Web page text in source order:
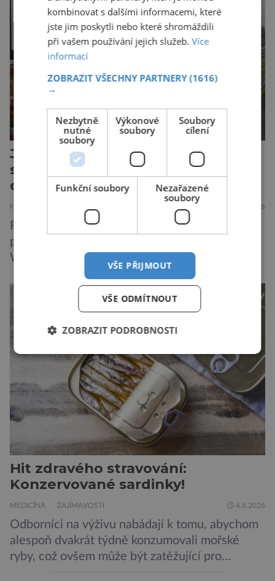
Nechte tedy mudlovské starosti přede dveřmi.
Neplecha byla zahájena. Dopis z Bradavic
možná stále nepřišel, ale […]
Jak Pepsi málem vyhrála
studenou válku. Za limonádu
dostala ponorky i křižník
HISTORIE 6.8.2026
Představte si geopolitickou mapu světa v
pozdních osmdesátých letech. Na jedné straně
Washington, na druhé Moskva. Mezi nimi
jaderný arzenál schopný zničit planetu
padesátkrát dokola, železná opona a miliony
vojáků v permanentní pohotovosti. A pak je tu
PepsiCo, který se v květnu roku 1989 stává
admirálem flotily, jež čítá sedmnáct […]
Hit zdravého stravování:
Konzervované sardinky!
MEDICÍNA ZAJÍMAVOSTI 4.8.2026
Odborníci na výživu nabádají k tomu, abychom
alespoň dvakrát týdně konzumovali mořské
ryby, což ovšem může být zatěžující pro
kombinovat s dalšími informacemi, které
jste jim poskytli nebo které shromáždili
při vašem používání jejich služeb.Více
informací
ZOBRAZIT VŠECHNY PARTNERY(1616)
→
Nezbytně
nutné
soubory
Výkonové
soubory
Soubory
cílení
Funkční soubory
Nezařazené
soubory
VŠE PŘIJMOUT
VŠE ODMÍTNOUT
ZOBRAZIT PODROBNOSTI